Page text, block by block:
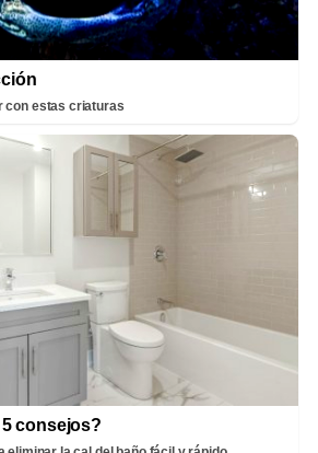
con estas criaturas
consejos?